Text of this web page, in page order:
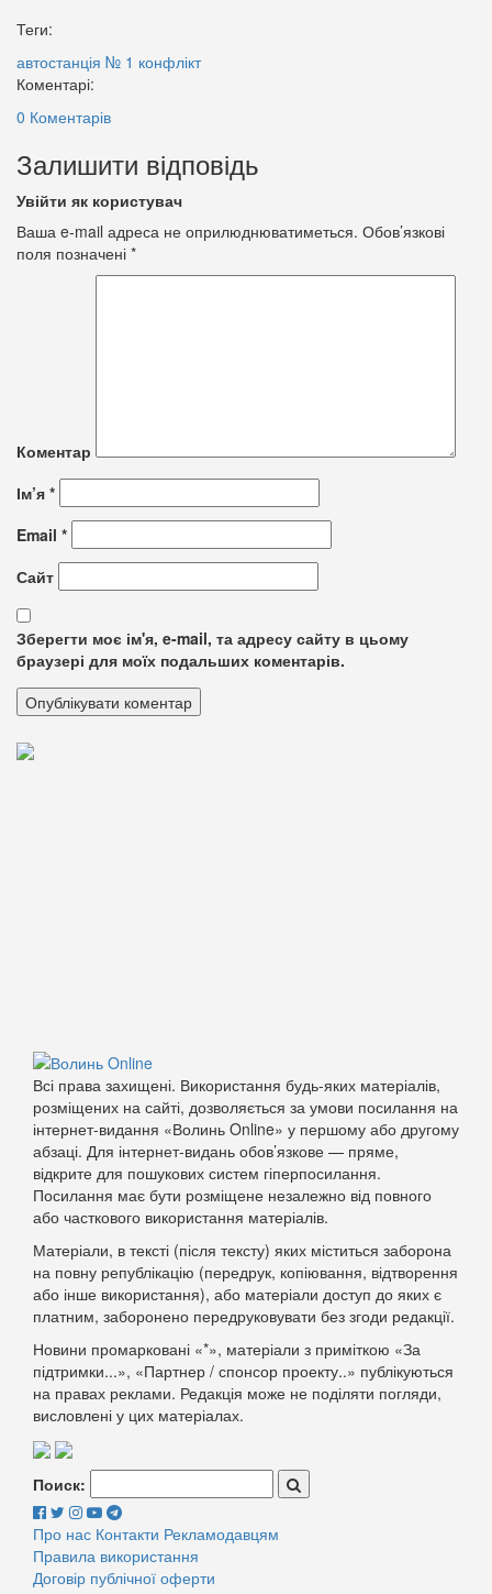
Теги:
автостанція № 1 конфлікт
Коментарі:
0 Коментарів
Залишити відповідь
Увійти як користувач
Ваша e-mail адреса не оприлюднюватиметься. Обов’язкові
поля позначені *
Коментар
Ім’я *
Email *
Сайт
Зберегти моє ім'я, e-mail, та адресу сайту в цьому
браузері для моїх подальших коментарів.
Всі права захищені. Використання будь-яких матеріалів,
розміщених на сайті, дозволяється за умови посилання на
інтернет-видання «Волинь Online» у першому або другому
абзаці. Для інтернет-видань обов’язкове — пряме,
відкрите для пошукових систем гіперпосилання.
Посилання має бути розміщене незалежно від повного
або часткового використання матеріалів.
Матеріали, в тексті (після тексту) яких міститься заборона
на повну републікацію (передрук, копіювання, відтворення
або інше використання), або матеріали доступ до яких є
платним, заборонено передруковувати без згоди редакції.
Новини промарковані «*», матеріали з приміткою «За
підтримки...», «Партнер / спонсор проекту..» публікуються
на правах реклами. Редакція може не поділяти погляди,
висловлені у цих матеріалах.
Поиск:
Про нас Контакти Рекламодавцям
Правила використання
Договір публічної оферти